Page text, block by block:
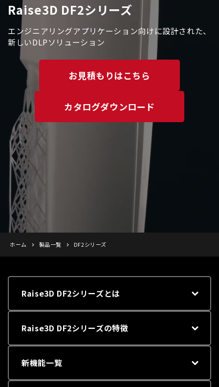
Raise3D DF2シリーズ
エンジニアリングアプリケーション向けに設計された、
新しいDLPソリューション
お見積もりはこちら
カタログダウンロード
ホーム 製品一覧 DF2シリーズ
Raise3D DF2シリーズとは
Raise3D DF2シリーズの特徴
新機能一覧